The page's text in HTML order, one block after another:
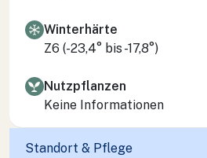
Winterhärte
Z6 (-23,4° bis -17,8°)
Nutzpflanzen
Keine Informationen
Standort & Pflege